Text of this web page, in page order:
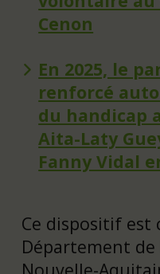
Cenon
En 2025, le
renforcé
du handicap
Aita-Laty
Fanny Vidal
Ce dispositif est
Département de